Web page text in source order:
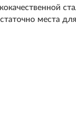
места